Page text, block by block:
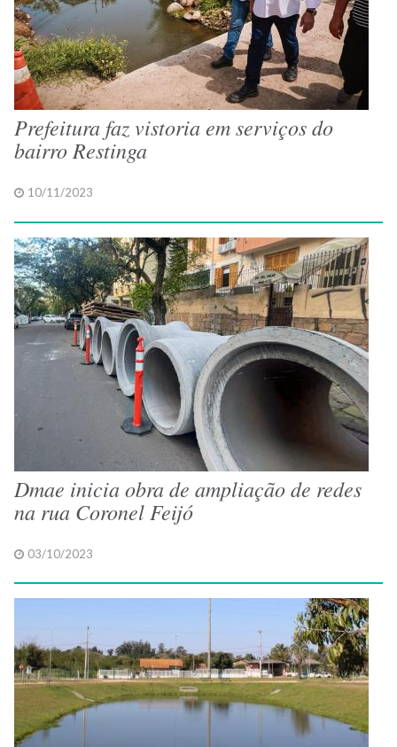
Prefeitura faz vistoria em serviços do
bairro Restinga
10/11/2023
Dmae inicia obra de ampliação de redes
na rua Coronel Feijó
03/10/2023